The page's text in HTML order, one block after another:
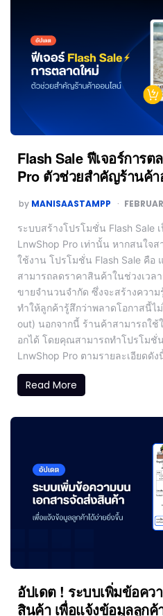
Flash Sale ฟีเจอร์การ
Pro ตัวช่วยสำคัญร้านค้
by MANISAASTAMPP
ระบบสร้างโปรโมชั่น Flash Sale
LnwShop Pro เท่านั้น หากสนใจ
ใช้งาน โปรโมชั่น Flash Sale คือ
สามารถลดราคาสินค้าในช่วงเวล
ขายจำนวนจำกัด ซึ่งจะสร้างควา
ทำให้ลูกค้ารู้สึกว่าพลาดโอกาสนี้ไ
out) นอกจากนี้ ร้านค้าสามารถใ
อกได้ โดยคุณสามารถทำโปรโมชั่
LnwShop Pro ตามรายละเอียดดั
Read More
อัปเดต ! ระบบเพิ่มข้อคว
สินค้า เพื่อแจ้งข้อมูลลูกค้